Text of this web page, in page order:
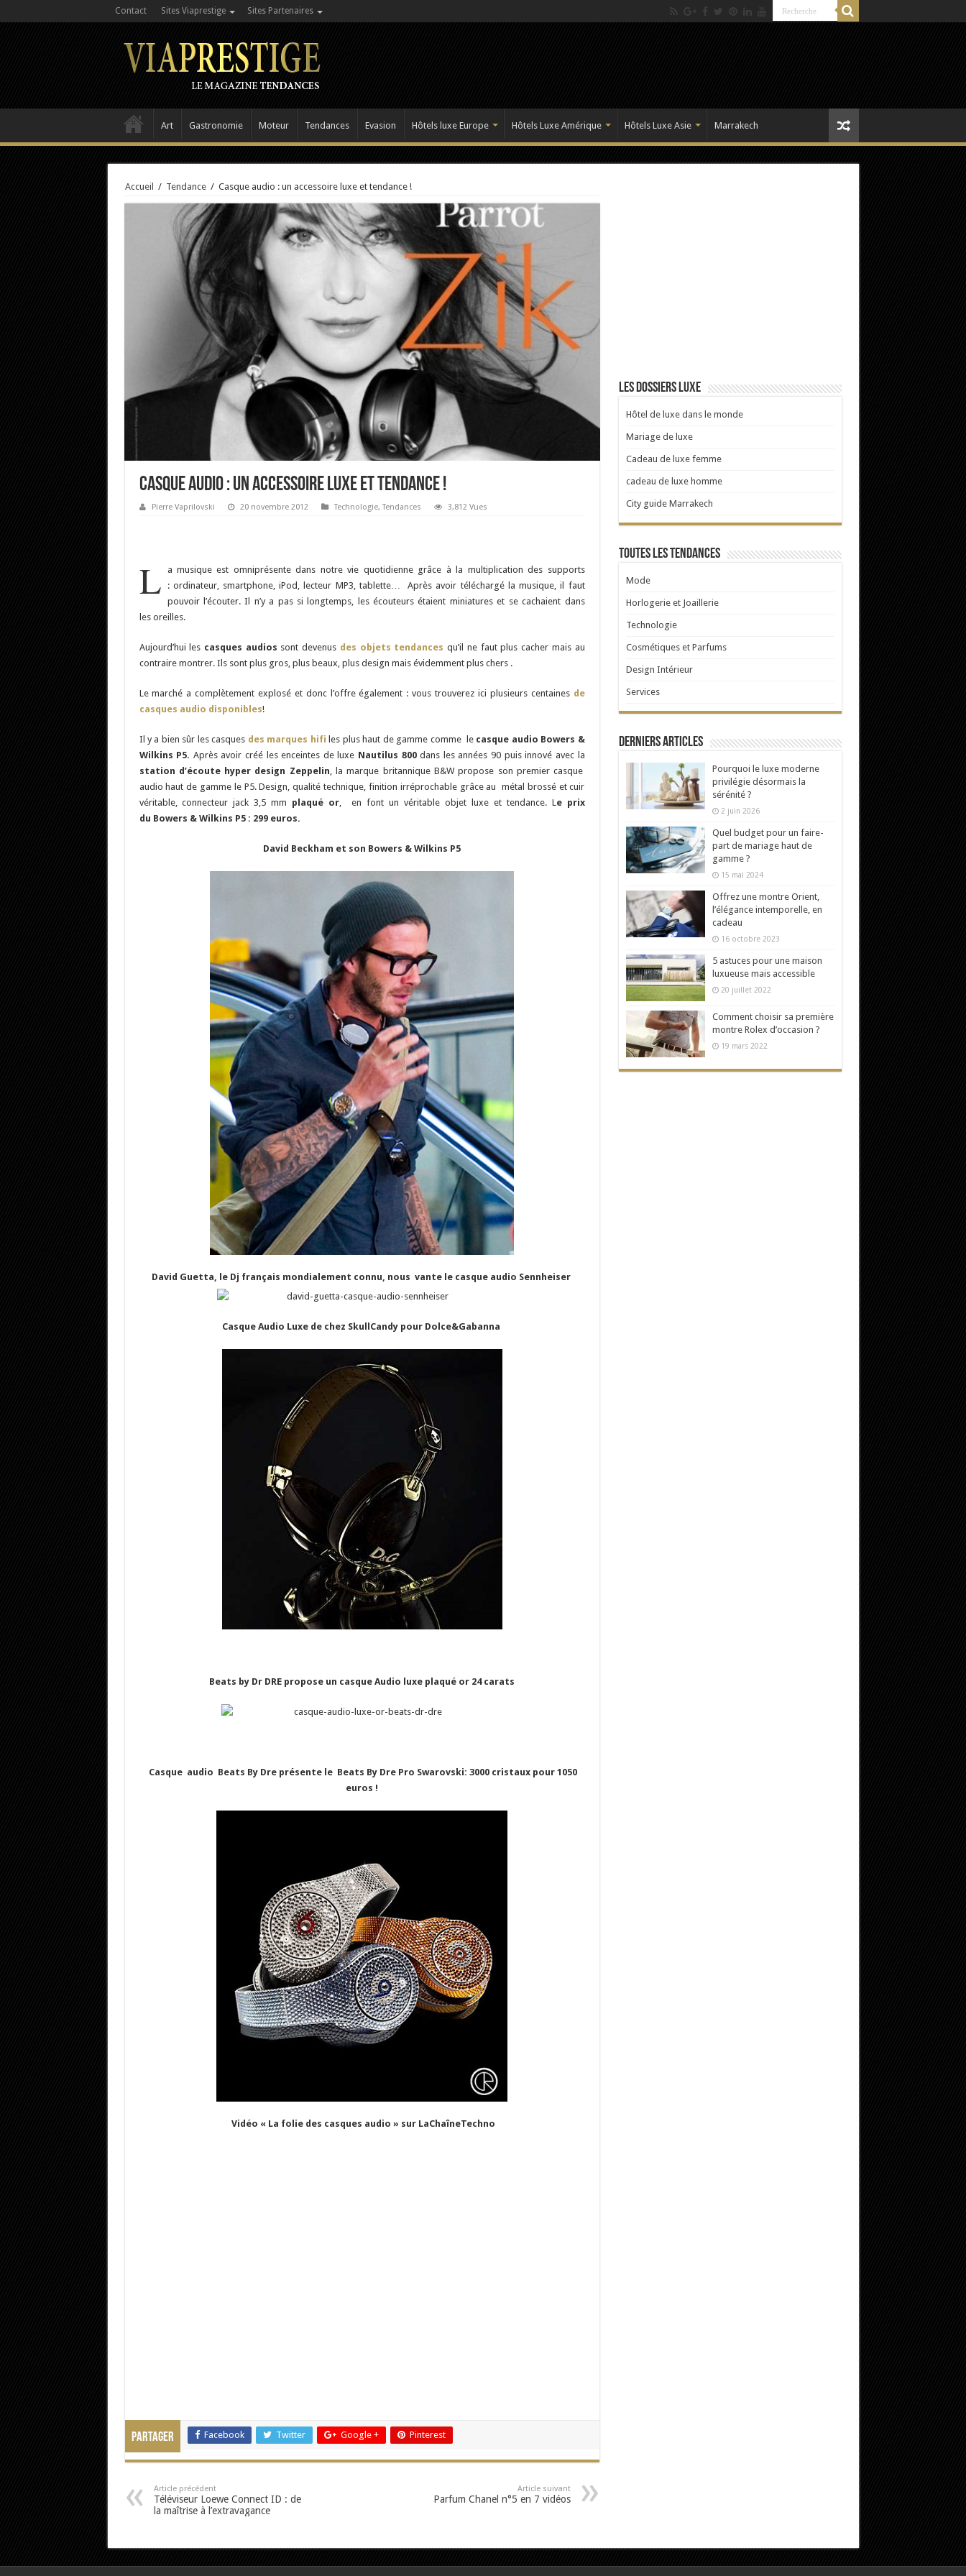
Contact Sites Viaprestige Sites Partenaires
Art Gastronomie Moteur Tendances Evasion Hôtels luxe Europe Hôtels Luxe Amérique Hôtels Luxe Asie Marrakech
Accueil / Tendance / Casque audio : un accessoire luxe et tendance !
Casque audio : un accessoire luxe et tendance !
Pierre Vaprilovski 20 novembre 2012 Technologie,Tendances 3,812 Vues
L
a musique est omniprésente dans notre vie quotidienne grâce à la multiplication des supports
: ordinateur, smartphone, iPod, lecteur MP3, tablette… Après avoir téléchargé la musique, il faut
pouvoir l’écouter. Il n’y a pas si longtemps, les écouteurs étaient miniatures et se cachaient dans
les oreilles.
Aujourd’hui les casques audios sont devenus des objets tendancesqu’il ne faut plus cacher mais au
contraire montrer. Ils sont plus gros, plus beaux, plus design mais évidemment plus chers .
Le marché a complètement explosé et donc l’offre également : vous trouverez ici plusieurs centaines de
casques audio disponibles!
Il y a bien sûr les casques des marques hifi les plus haut de gamme comme le casque audio Bowers &
Wilkins P5. Après avoir créé les enceintes de luxe Nautilus 800dans les années 90 puis innové avec la
station d’écoute hyper design Zeppelin, la marque britannique B&W propose son premier casque
audio haut de gamme le P5. Design, qualité technique, finition irréprochable grâce au métal brossé et cuir
véritable, connecteur jack 3,5 mm plaqué or, en font un véritable objet luxe et tendance. Le prix
du Bowers & Wilkins P5 : 299 euros.
David Beckham et son Bowers & Wilkins P5
David Guetta, le Dj français mondialement connu, nous vante le casque audio Sennheiser
Casque Audio Luxe de chez SkullCandy pour Dolce&Gabanna
Beats by Dr DRE propose un casque Audio luxe plaqué or 24 carats
Casque audio Beats By Dre présente le Beats By Dre Pro Swarovski: 3000 cristaux pour 1050
euros !
Vidéo « La folie des casques audio » sur LaChaîneTechno
Partager Facebook Twitter Google + Pinterest
Article précédent
Téléviseur Loewe Connect ID : de
la maîtrise à l’extravagance
Article suivant
Parfum Chanel n°5 en 7 vidéos
Les dossiers luxe
Hôtel de luxe dans le monde
Mariage de luxe
Cadeau de luxe femme
cadeau de luxe homme
City guide Marrakech
Toutes les tendances
Mode
Horlogerie et Joaillerie
Technologie
Cosmétiques et Parfums
Design Intérieur
Services
Derniers articles
Pourquoi le luxe moderne
privilégie désormais la
sérénité ?
2 juin 2026
Quel budget pour un faire-
part de mariage haut de
gamme ?
15 mai 2024
Offrez une montre Orient,
l’élégance intemporelle, en
cadeau
16 octobre 2023
5 astuces pour une maison
luxueuse mais accessible
20 juillet 2022
Comment choisir sa première
montre Rolex d’occasion ?
19 mars 2022